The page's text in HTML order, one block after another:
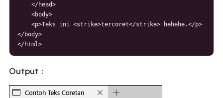
    </head>
    <body>
    <p>Teks ini <strike>tercoret</strike> hehehe.</p>
</body>
</html>
Output :